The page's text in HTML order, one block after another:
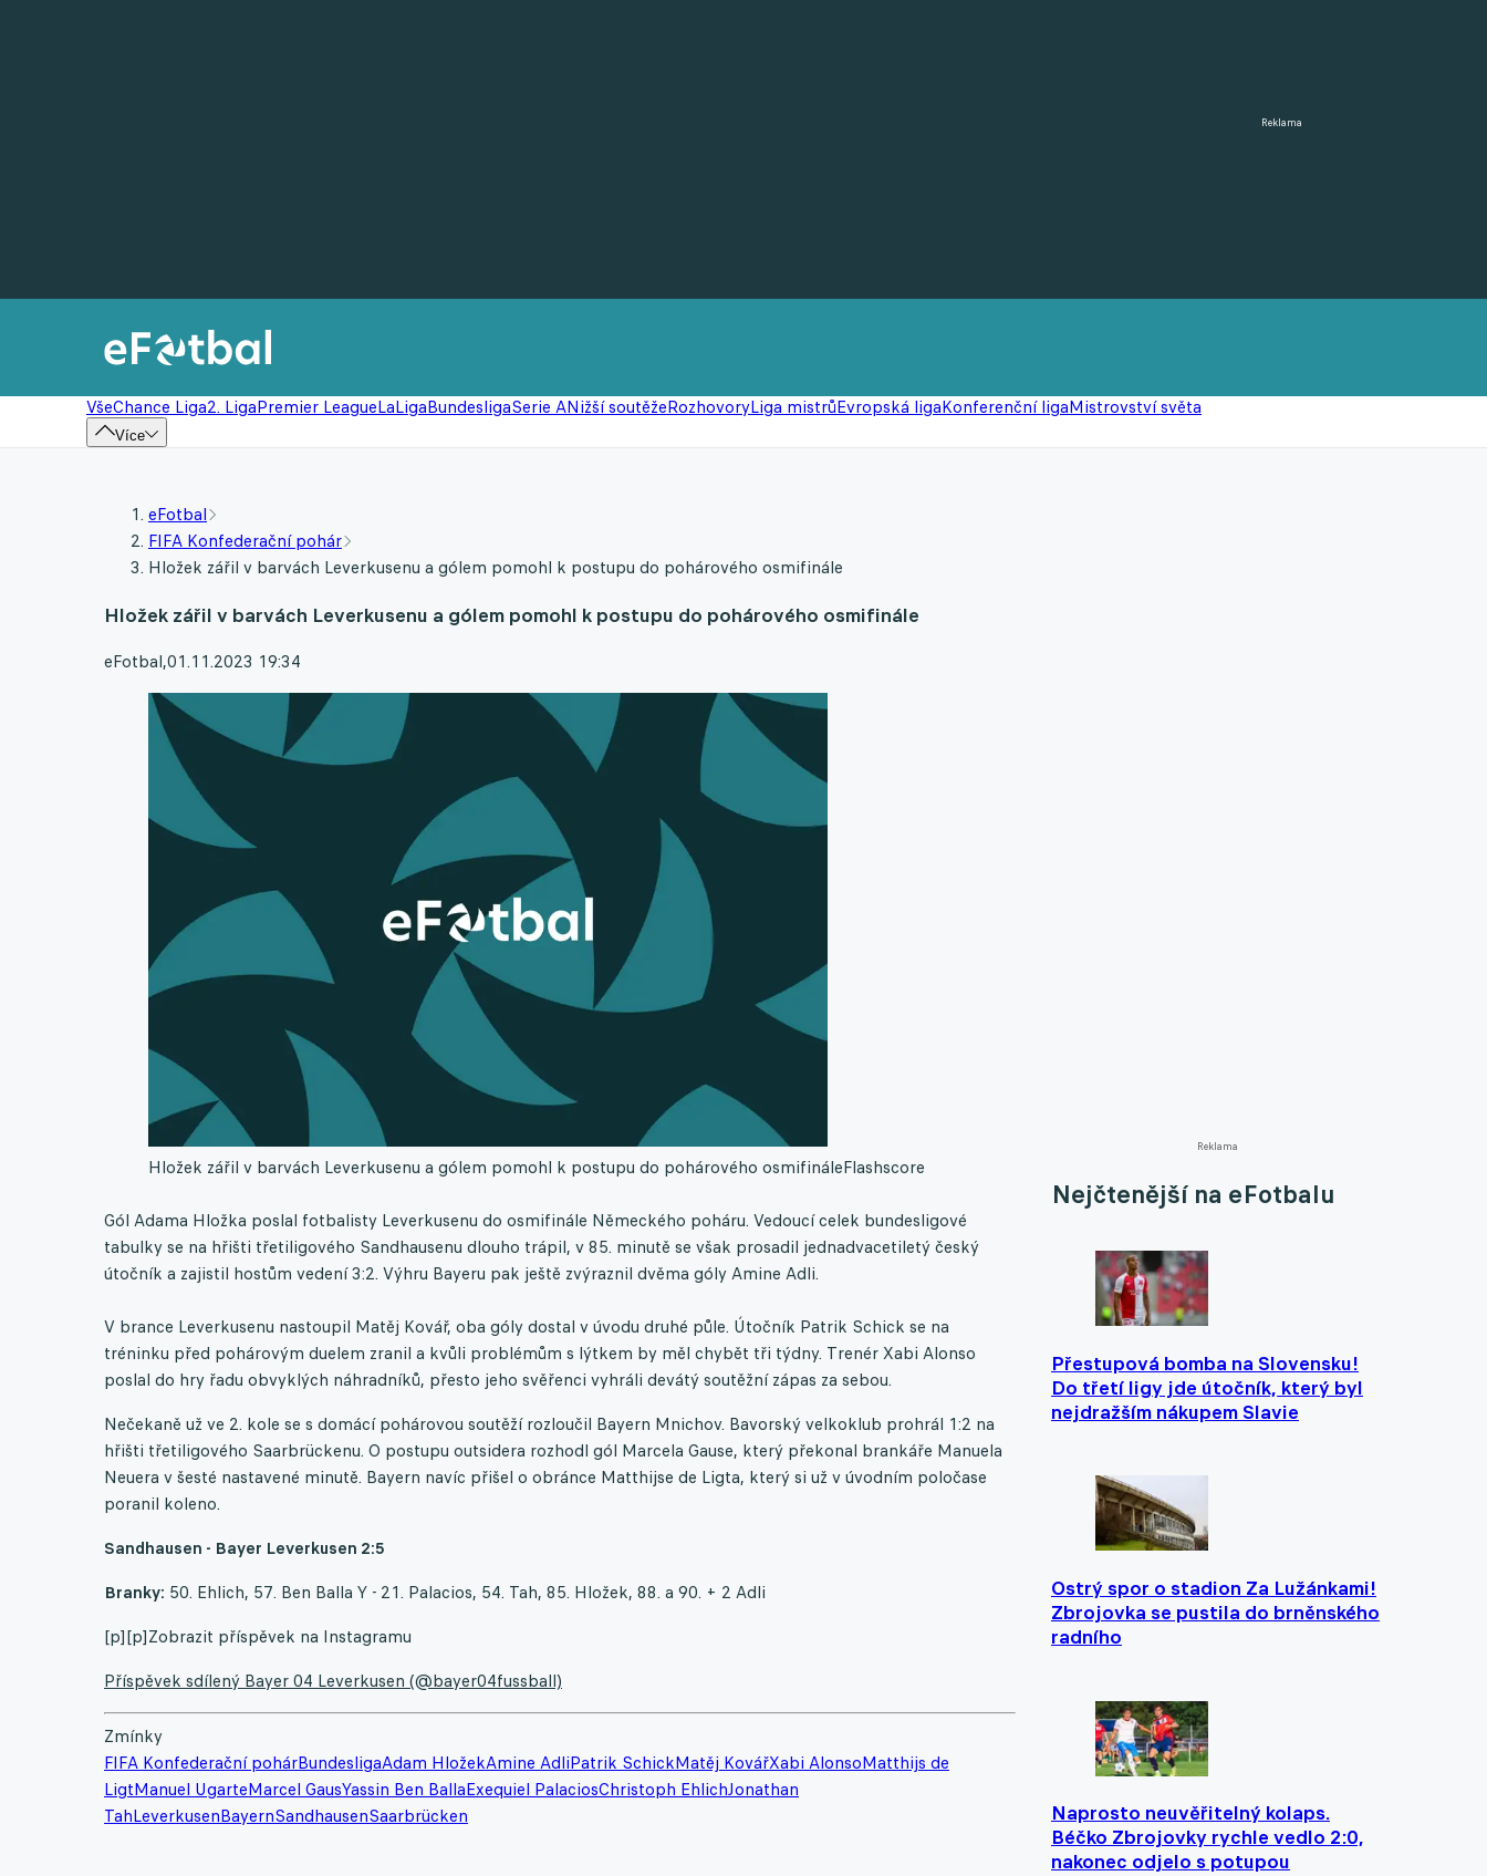
Reklama
VšeChance Liga2. LigaPremier LeagueLaLigaBundesligaSerie ANižší soutěžeRozhovoryLiga mistrůEvropská ligaKonferenční ligaMistrovství světa
Více
Reklama
Nejčtenější na eFotbalu
Přestupová bomba na Slovensku!
Do třetí ligy jde útočník, který byl
nejdražším nákupem Slavie
Ostrý spor o stadion Za Lužánkami!
Zbrojovka se pustila do brněnského
radního
Naprosto neuvěřitelný kolaps.
Béčko Zbrojovky rychle vedlo 2:0,
nakonec odjelo s potupou
eFotbal
FIFA Konfederační pohár
Hložek zářil v barvách Leverkusenu a gólem pomohl k postupu do pohárového osmifinále
Hložek zářil v barvách Leverkusenu a gólem pomohl k postupu do pohárového osmifinále
eFotbal,01.11.2023 19:34
Hložek zářil v barvách Leverkusenu a gólem pomohl k postupu do pohárového osmifináleFlashscore
Gól Adama Hložka poslal fotbalisty Leverkusenu do osmifinále Německého poháru. Vedoucí celek bundesligové
tabulky se na hřišti třetiligového Sandhausenu dlouho trápil, v 85. minutě se však prosadil jednadvacetiletý český
útočník a zajistil hostům vedení 3:2. Výhru Bayeru pak ještě zvýraznil dvěma góly Amine Adli.
V brance Leverkusenu nastoupil Matěj Kovář, oba góly dostal v úvodu druhé půle. Útočník Patrik Schick se na
tréninku před pohárovým duelem zranil a kvůli problémům s lýtkem by měl chybět tři týdny. Trenér Xabi Alonso
poslal do hry řadu obvyklých náhradníků, přesto jeho svěřenci vyhráli devátý soutěžní zápas za sebou.
Nečekaně už ve 2. kole se s domácí pohárovou soutěží rozloučil Bayern Mnichov. Bavorský velkoklub prohrál 1:2 na
hřišti třetiligového Saarbrückenu. O postupu outsidera rozhodl gól Marcela Gause, který překonal brankáře Manuela
Neuera v šesté nastavené minutě. Bayern navíc přišel o obránce Matthijse de Ligta, který si už v úvodním poločase
poranil koleno.
Sandhausen - Bayer Leverkusen 2:5
Branky: 50. Ehlich, 57. Ben Balla Y - 21. Palacios, 54. Tah, 85. Hložek, 88. a 90. + 2 Adli
[p][p]Zobrazit příspěvek na Instagramu
Příspěvek sdílený Bayer 04 Leverkusen (@bayer04fussball)
Zmínky
FIFA Konfederační pohárBundesligaAdam HložekAmine AdliPatrik SchickMatěj KovářXabi AlonsoMatthijs de
LigtManuel UgarteMarcel GausYassin Ben BallaExequiel PalaciosChristoph EhlichJonathan
TahLeverkusenBayernSandhausenSaarbrücken